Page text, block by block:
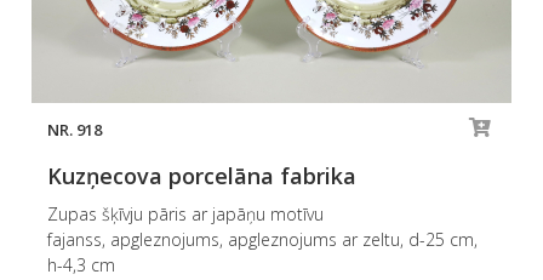
NR. 918
Kuzņecova porcelāna fabrika
Zupas šķīvju pāris ar japāņu motīvu
fajanss, apgleznojums, apgleznojums ar zeltu, d-25 cm,
h-4,3 cm